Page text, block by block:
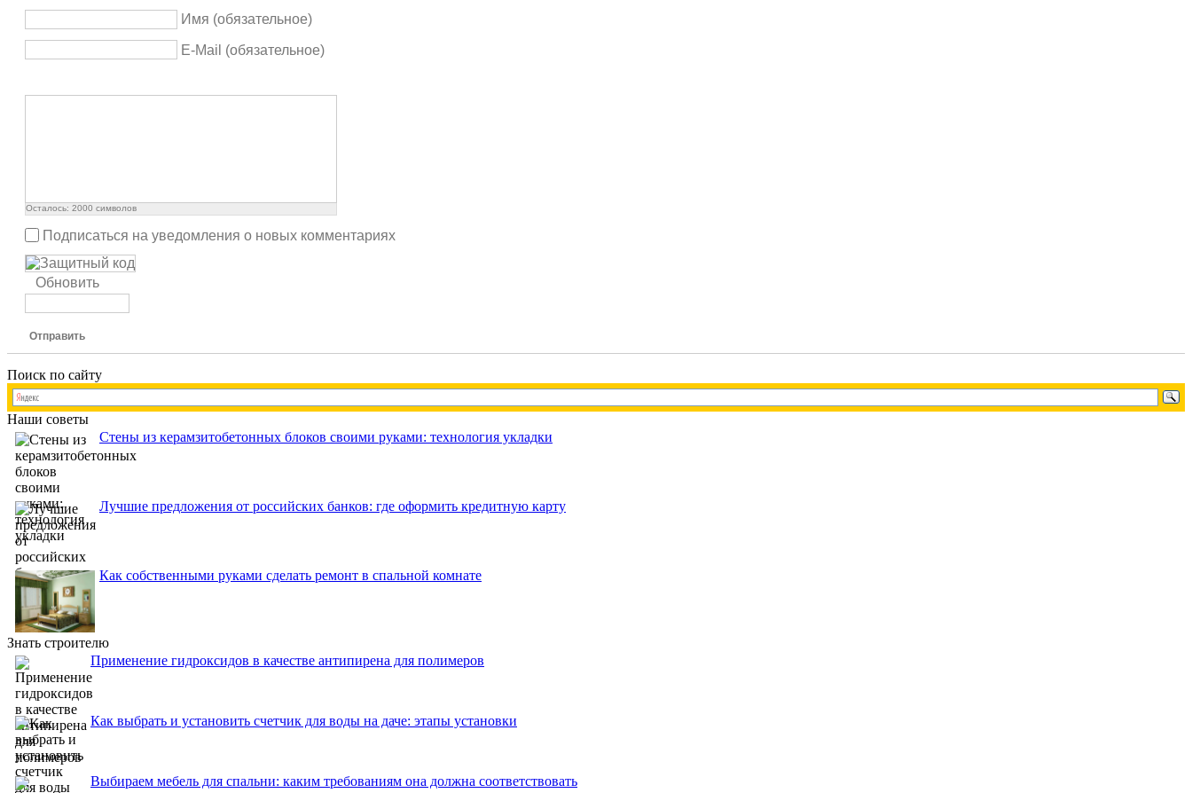
Имя (обязательное)
E-Mail (обязательное)
Осталось: 2000 символов
Подписаться на уведомления о новых комментариях
Обновить
Отправить
Поиск по сайту
Наши советы
Стены из керамзитобетонных блоков своими руками: технология укладки
Лучшие предложения от российских банков: где оформить кредитную карту
Как собственными руками сделать ремонт в спальной комнате
Знать строителю
Применение гидроксидов в качестве антипирена для полимеров
Как выбрать и установить счетчик для воды на даче: этапы установки
Выбираем мебель для спальни: каким требованиям она должна соответствовать